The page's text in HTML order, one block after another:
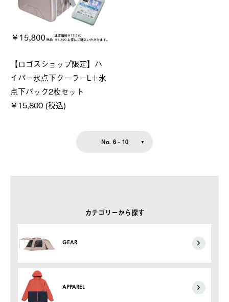
カテゴリーから探す
GEAR
APPAREL
【ロゴスショップ限定】ハ
イパー氷点下クーラーL＋氷
点下パック2枚セット
￥15,800 (税込)
No. 6 - 10